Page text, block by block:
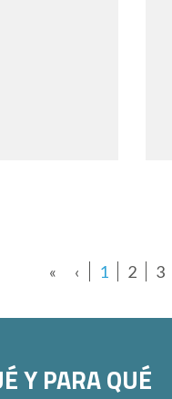
« ‹ 1 2 3
Y PARA QUÉ